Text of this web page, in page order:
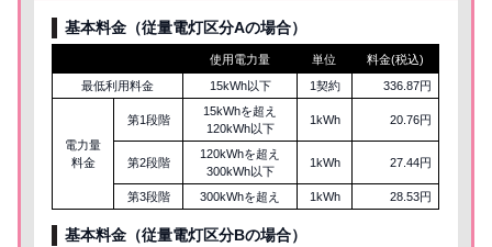
基本料金（従量電灯区分Aの場合）
使用電力量 単位
料金(税込)
最低利用料金
15kWh以下 1契約 336.87円
電力量
料金
第1段階
15kWhを超え
120kWh以下
1kWh 20.76円
第2段階
120kWhを超え
300kWh以下
1kWh 27.44円
第3段階 300kWhを超え 1kWh 28.53円
基本料金（従量電灯区分Bの場合）